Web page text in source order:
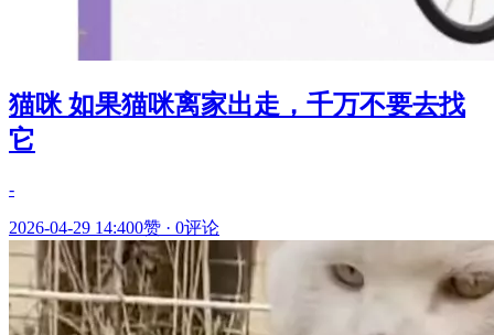
猫咪 如果猫咪离家出走，千万不要去找
它
-
2026-04-29 14:400赞 · 0评论